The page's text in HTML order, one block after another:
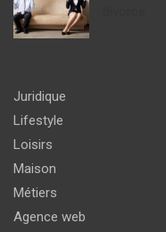
Juridique
Lifestyle
Loisirs
Maison
Métiers
Agence web